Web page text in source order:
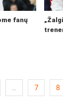
fanų
7 8